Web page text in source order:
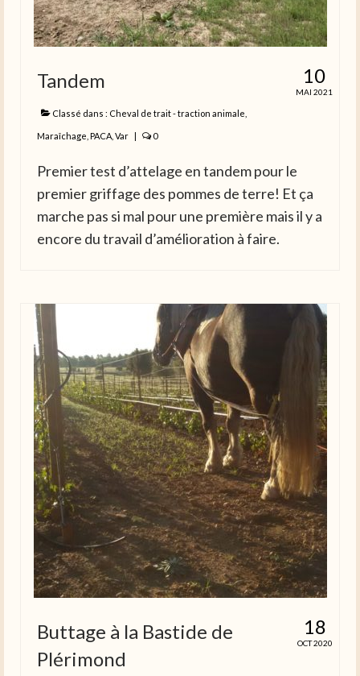
10
MAI 2021
Tandem
Classé dans : Cheval de trait - traction animale
Maraîchage PACA Var 0
Premier test d’attelage en tandem pour le
premier griffage des pommes de terre! Et ça
marche pas si mal pour une première mais il y a
encore du travail d’amélioration à faire.
18
OCT 2020
Buttage à la Bastide de
Plérimond